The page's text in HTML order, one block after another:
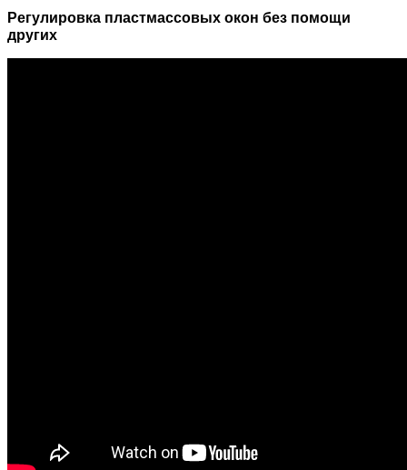
Регулировка пластмассовых окон без помощи
других